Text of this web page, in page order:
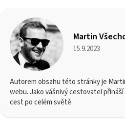
Martin
15.9.2023
Autorem obsahu této stránky je
webu. Jako vášnivý cestovatel
cest po celém světě.